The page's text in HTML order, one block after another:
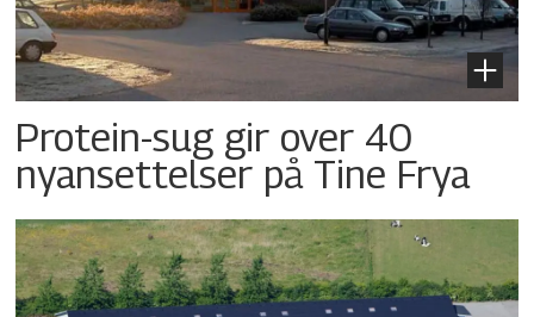
Protein-sug gir over 40
nyansettelser på Tine Frya